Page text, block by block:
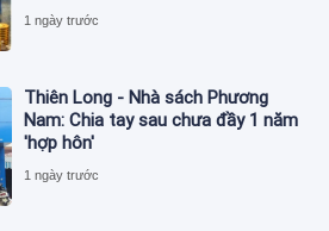
1 ngày trước
Thiên Long - Nhà sách Phương
Nam: Chia tay sau chưa đầy 1 năm
'hợp hôn'
1 ngày trước